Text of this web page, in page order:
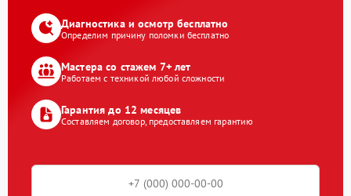
Диагностика и осмотр бесплатно
Определим причину поломки бесплатно
Мастера со стажем 7+ лет
Работаем с техникой любой сложности
Гарантия до 12 месяцев
Составляем договор, предоставляем гарантию